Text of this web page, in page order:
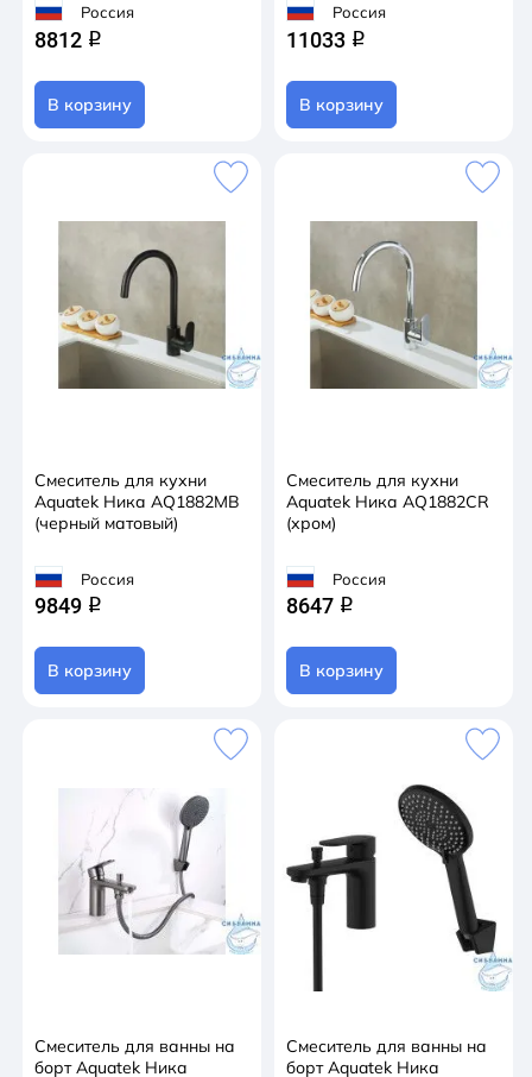
Россия
8812 q
В корзину
Россия
11033 q
В корзину
Смеситель для кухни
Aquatek Ника AQ1882MB
(черный матовый)
Россия
9849 q
В корзину
Смеситель для кухни
Aquatek Ника AQ1882CR
(хром)
Россия
8647 q
В корзину
Смеситель для ванны на
борт Aquatek Ника
Смеситель для ванны на
борт Aquatek Ника